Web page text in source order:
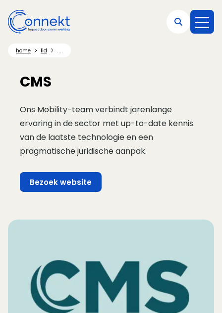
home lid ....
CMS
Ons Mobility-team verbindt jarenlange
ervaring in de sector met up-to-date kennis
van de laatste technologie en een
pragmatische juridische aanpak.
Bezoek website
(Opent in een nieuw venster)